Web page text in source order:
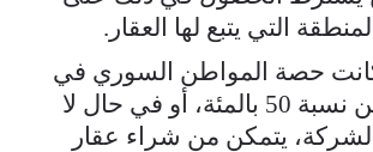
التي يتبع لها العقار.
حصة المواطن السوري في
الشركة أقل من نسبة 50 بالمئة، أو في حال لا
يتمكن من شراء عقار